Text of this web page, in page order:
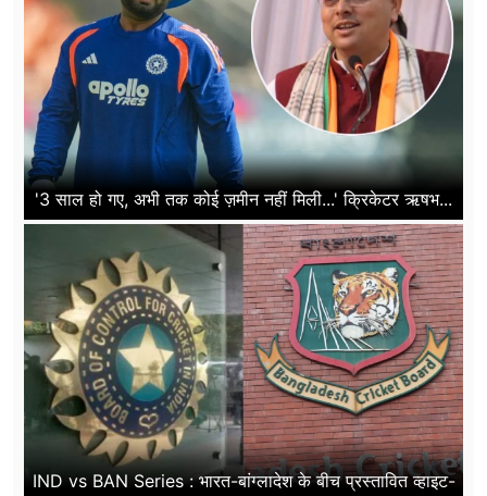
'3 साल हो गए, अभी तक कोई ज़मीन नहीं मिली...' क्रिकेटर ऋषभ...
IND vs BAN Series : भारत-बांग्लादेश के बीच प्रस्तावित व्हाइट-